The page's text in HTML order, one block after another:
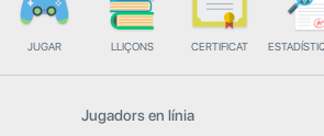
JUGAR LLIÇONS CERTIFICAT
Jugadors en línia